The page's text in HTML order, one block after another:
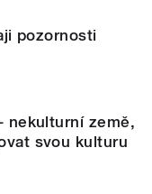
pozornosti
nekulturní země,
svou kulturu